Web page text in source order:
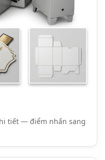
tiết — điểm nhấn sang